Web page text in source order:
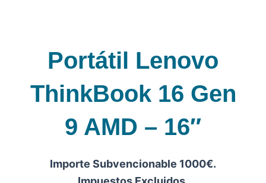
Portátil Lenovo
ThinkBook 16 Gen
9 AMD – 16″
Importe Subvencionable 1000€.